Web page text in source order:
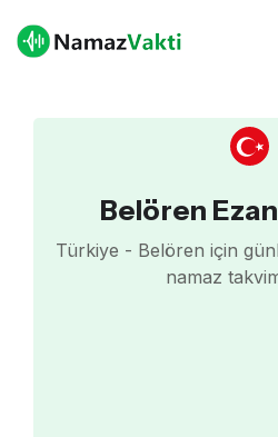
Belören
Türkiye - Belören için
namaz